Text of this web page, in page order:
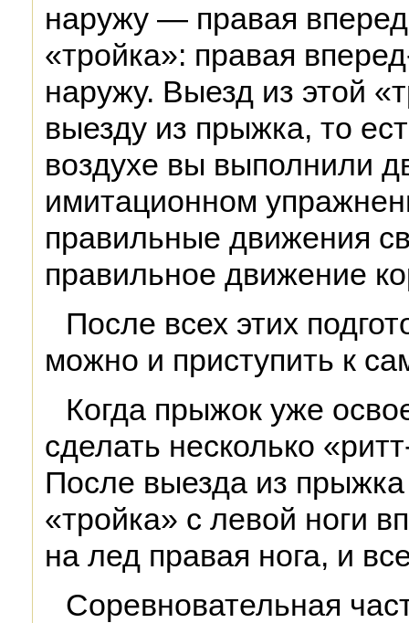
наружу — правая
«тройка»: правая
наружу. Выезд из этой
выезду из прыжка, то
воздухе вы выполнили
имитационном
правильные движения
правильное движение
После всех этих
можно и приступить к
Когда прыжок уже
сделать несколько
После выезда из
«тройка» с левой ноги
на лед правая нога, и
Соревновательная